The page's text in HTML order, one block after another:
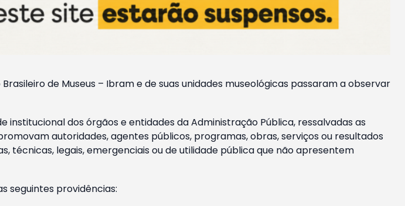
de Museus – Ibram e de suas unidades museológicas passaram a observar
dos órgãos e entidades da Administração Pública, ressalvadas as
autoridades, agentes públicos, programas, obras, serviços ou resultados
legais, emergenciais ou de utilidade pública que não apresentem
seguintes providências: